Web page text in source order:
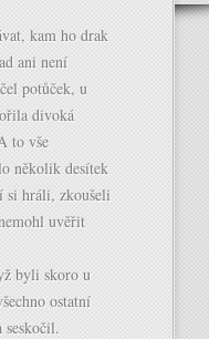
kam ho drak
ani není
potůček, u
divoká
to vše
několik desítek
si hráli, zkoušeli
uvěřit
byli skoro u
ostatní
seskočil.